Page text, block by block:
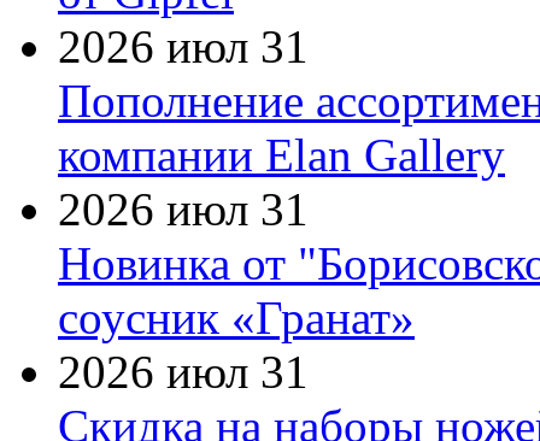
2026 июл 31
Пополнение
компании Elan Gallery
2026 июл 31
Новинка от
соусник «Гранат»
2026 июл 31
Скидка на наборы